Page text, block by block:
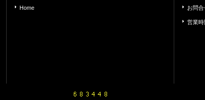
Home お問合
営業時